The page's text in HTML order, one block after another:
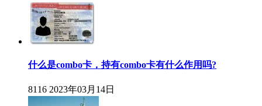
什么是combo卡，持有combo卡有什么作用吗?
8116 2023年03月14日